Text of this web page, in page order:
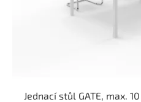
Jednací stůl GATE, max.